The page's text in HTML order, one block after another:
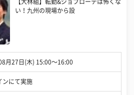
【大林組】転勤&ジョブローテは怖くな
い！九州の現場から設
月27日(木) 15:00〜16:00
ンにて実施